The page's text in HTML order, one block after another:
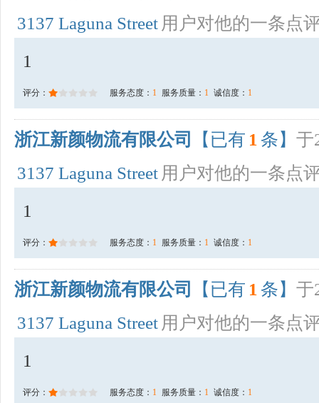
3137 Laguna Street 用户对他的一条点
1
评分： 服务态度： 1 服务质量： 1 诚信度： 1
浙江新颜物流有限公司 【已有 1 条】 于
3137 Laguna Street 用户对他的一条点
1
评分： 服务态度： 1 服务质量： 1 诚信度： 1
浙江新颜物流有限公司 【已有 1 条】 于
3137 Laguna Street 用户对他的一条点
1
评分： 服务态度： 1 服务质量： 1 诚信度： 1